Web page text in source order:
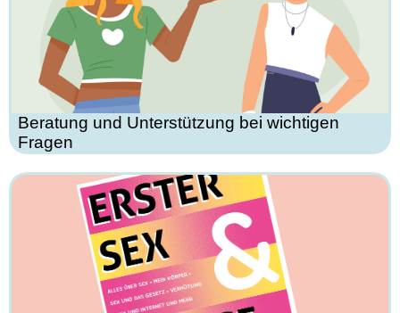
Beratung und Unterstützung bei wichtigen
Fragen